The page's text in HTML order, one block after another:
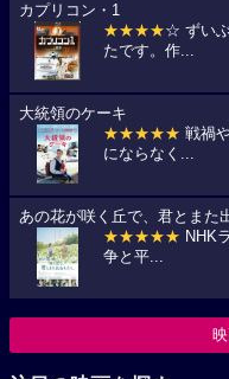
カプリコン・1
★★★★☆ ずい
たです。作...
大統領のケーキ
★★★★★ 戦禍
にならなく...
あの花が咲く丘で、君とまた
★★★★★ NHK
争と平...